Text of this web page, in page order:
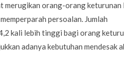
merugikan orang-orang keturunan
persoalan. Jumlah
kali lebih tinggi bagi orang
adanya kebutuhan mendesak